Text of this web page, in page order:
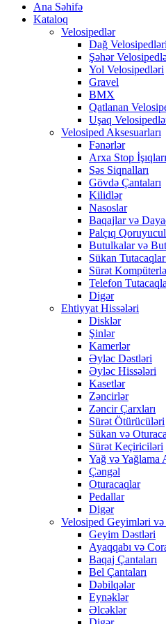
Ana Səhifə
Kataloq
Velosipedlər
Dağ
Şəhər
Yol Velosipedləri
Gravel
BMX
Qatlanan
Uşaq
Velosiped Aksesuarları
Fənərlər
Arxa Stop İşıqları
Səs Siqnalları
Gövdə Çantaları
Kilidlər
Nasoslar
Baqajlar və
Palçıq
Butulkalar və
Sükan
Sürət
Telefon
Digər
Ehtiyyat Hissələri
Disklər
Şinlər
Kamerlər
Əyləc Dəstləri
Əyləc Hissələri
Kasetlər
Zəncirlər
Zəncir Çarxları
Sürət Ötürücüləri
Sükan və
Sürət Keçiriciləri
Yağ və Yağlama
Çəngəl
Oturacaqlar
Pedallar
Digər
Velosiped Geyimləri və
Geyim Dəstləri
Ayaqqabı və
Baqaj Çantaları
Bel Çantaları
Dəbilqələr
Eynəklər
Əlcəklər